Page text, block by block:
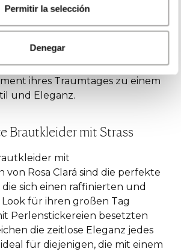
Permitir la selección
Denegar
und Eleganz mit einem
zu unterstreichen. Unsere
exquisite Details, die die
auf den Rücken lenken werden.
ihres Traumtages zu einem
und Eleganz.
Brautkleider mit Strass
mit
von Rosa Clará sind die perfekte
sich einen raffinierten und
für ihren großen Tag
Perlenstickereien besetzten
die zeitlose Eleganz jedes
für diejenigen, die mit einem